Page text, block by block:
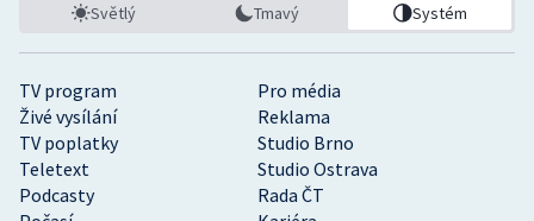
TV program
Pro média
Živé vysílání
Reklama
TV poplatky
Studio Brno
Teletext
Studio Ostrava
Podcasty
Rada ČT
Světlý Tmavý Systém